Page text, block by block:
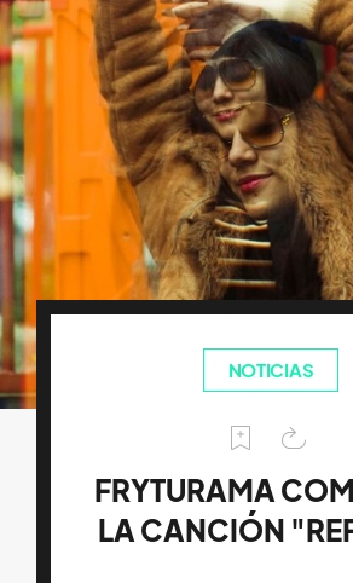
NOTICIAS
FRYTURAMA
LA CANCIÓN